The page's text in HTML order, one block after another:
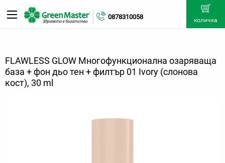
0878310058 количка
FLAWLESS GLOW Многофункционална озаряваща
база + фон дьо тен + филтър 01 Ivory (слонова
кост), 30 ml